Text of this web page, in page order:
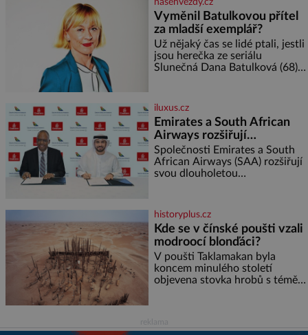
nebo jiného salátu (římský salát,
polníček…) ✿ 1 malá konzerva
kukuřice ✿ ½ okurky ✿ 2
rajčata Zálivka: ✿ 4 lžíce
olivového oleje ✿ 1 lžíci
citronové šťávy ✿ ½ stroužku
Vyměnil Batulkovou přítel
za mladší exemplář?
Už nějaký čas se lidé ptali, jestli
jsou herečka ze seriálu
Slunečná Dana Batulková (68) a
od sebe přítele od samého
začátku odhán
iluxus.cz
Emirates a South African
Airways rozšiřují
partnerství. Cestujícím
nově zpřístupní dalších
devět destinací v jižní a
Společnosti Emirates a South
African Airways (SAA) rozšiřují
svou dlouholetou
cestujícím devět dalších
destinací v jižní a střední Africe
a u
historyplus.cz
Kde se v čínské poušti vzali
modroocí blonďáci?
V poušti Taklamakan byla
koncem minulého století
objevena stovka hrobů s téměř